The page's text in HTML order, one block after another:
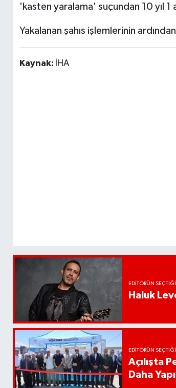
'kasten yaralama' suçundan 10 yıl 1
Yakalanan şahıs işlemlerinin
Kaynak: İHA
EDITÖRÜN SEÇTIĞI
Haluk
EDITÖRÜN SEÇTIĞI
Açılışta
Daha